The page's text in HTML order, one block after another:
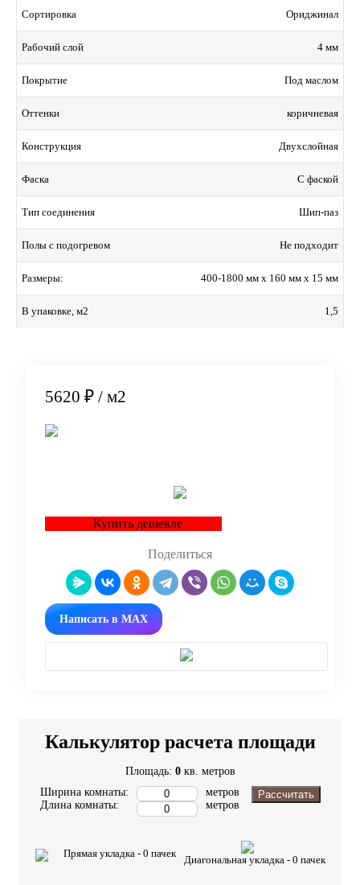
Сортировка Ориджинал
Рабочий слой 4 мм
Покрытие Под маслом
Оттенки коричневая
Конструкция Двухслойная
Фаска С фаской
Тип соединения Шип-паз
Полы с подогревом Не подходит
Размеры: 400-1800 мм x 160 мм x 15 мм
В упаковке, м2 1,5
5620 ₽ / м2
Купить дешевле
Поделиться
Написать в MAX
Калькулятор расчета площади
Площадь: 0 кв. метров
Ширина комнаты:
Длина комнаты:
метров
метров
Рассчитать
Прямая укладка - 0 пачек
Диагональная укладка - 0 пачек